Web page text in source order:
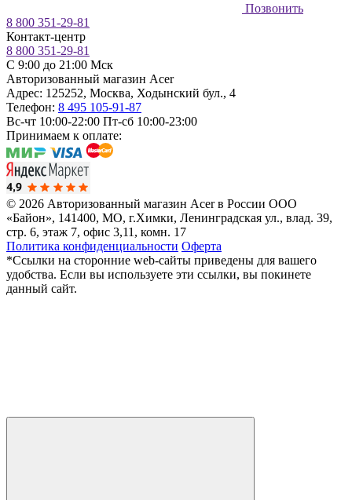
Позвонить
8 800 351-29-81
Контакт-центр
8 800 351-29-81
C 9:00 до 21:00 Мск
Авторизованный магазин Acer
Адрес: 125252, Москва, Ходынский бул., 4
Телефон: 8 495 105-91-87
Вс-чт 10:00-22:00 Пт-сб 10:00-23:00
Принимаем к оплате:
© 2026 Авторизованный магазин Acer в России ООО
«Байон», 141400, МО, г.Химки, Ленинградская ул., влад. 39,
стр. 6, этаж 7, офис 3,11, комн. 17
Политика конфиденциальности Оферта
*Ссылки на сторонние web-сайты приведены для вашего
удобства. Если вы используете эти ссылки, вы покинете
данный сайт.